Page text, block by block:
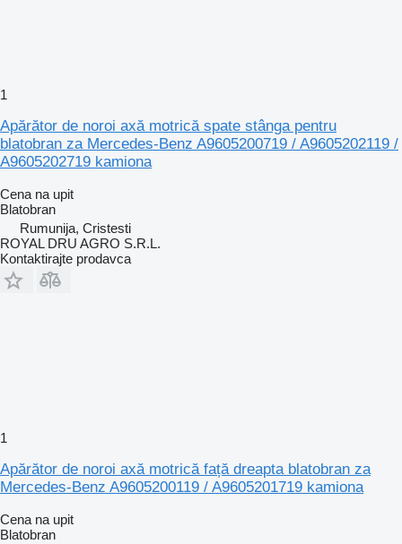
1
Apărător de noroi axă motrică spate stânga pentru
blatobran za Mercedes-Benz A9605200719 / A9605202119 /
A9605202719 kamiona
Cena na upit
Blatobran
Rumunija, Cristesti
ROYAL DRU AGRO S.R.L.
Kontaktirajte prodavca
1
Apărător de noroi axă motrică față dreapta blatobran za
Mercedes-Benz A9605200119 / A9605201719 kamiona
Cena na upit
Blatobran